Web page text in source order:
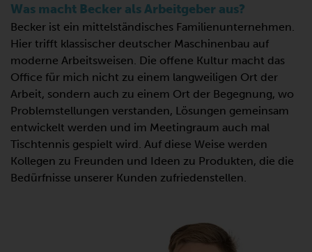
Was macht Becker als Arbeitgeber aus?
Becker ist ein mittelständisches Familienunternehmen.
Hier trifft klassischer deutscher Maschinenbau auf
moderne Arbeitsweisen. Die offene Kultur macht das
Office für mich nicht zu einem langweiligen Ort der
Arbeit, sondern auch zu einem Ort der Begegnung, wo
Problemstellungen verstanden, Lösungen gemeinsam
entwickelt werden und im Meetingraum auch mal
Tischtennis gespielt wird. Auf diese Weise werden
Kollegen zu Freunden und Ideen zu Produkten, die die
Bedürfnisse unserer Kunden zufriedenstellen.